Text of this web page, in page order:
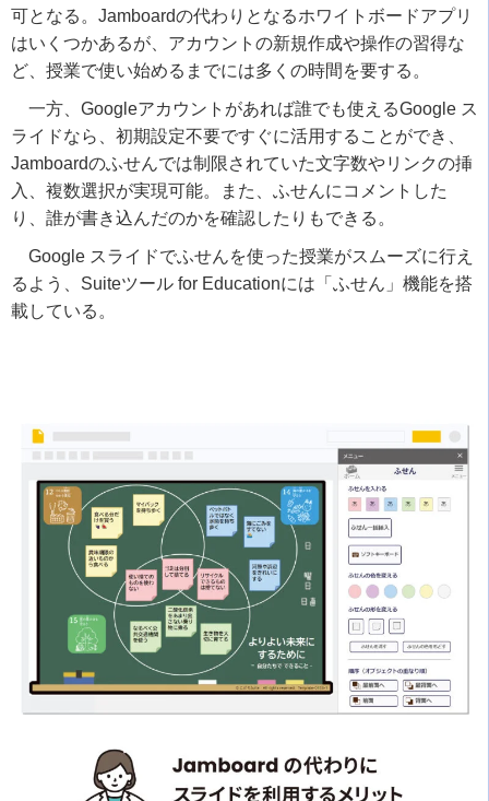
可となる。Jamboardの代わりとなるホワイトボードアプリ
はいくつかあるが、アカウントの新規作成や操作の習得な
ど、授業で使い始めるまでには多くの時間を要する。
一方、Googleアカウントがあれば誰でも使えるGoogle ス
ライドなら、初期設定不要ですぐに活用することができ、
Jamboardのふせんでは制限されていた文字数やリンクの挿
入、複数選択が実現可能。また、ふせんにコメントした
り、誰が書き込んだのかを確認したりもできる。
Google スライドでふせんを使った授業がスムーズに行え
るよう、Suiteツール for Educationには「ふせん」機能を搭
載している。